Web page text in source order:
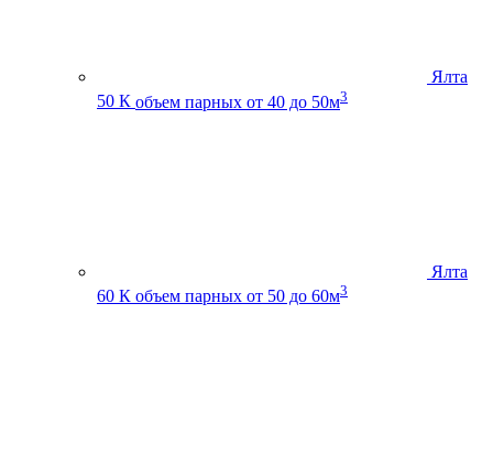
Ялта
50 К объем парных от 40 до 50м3
Ялта
60 К объем парных от 50 до 60м3